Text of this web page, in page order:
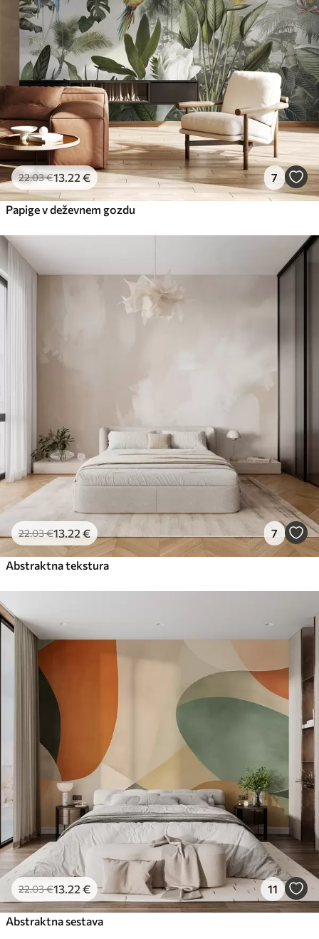
22.03€13 .22 € 7
Papige v deževnem gozdu
22.03€13 .22 € 7
Abstraktna tekstura
22.03€13 .22 € 11
Abstraktna sestava